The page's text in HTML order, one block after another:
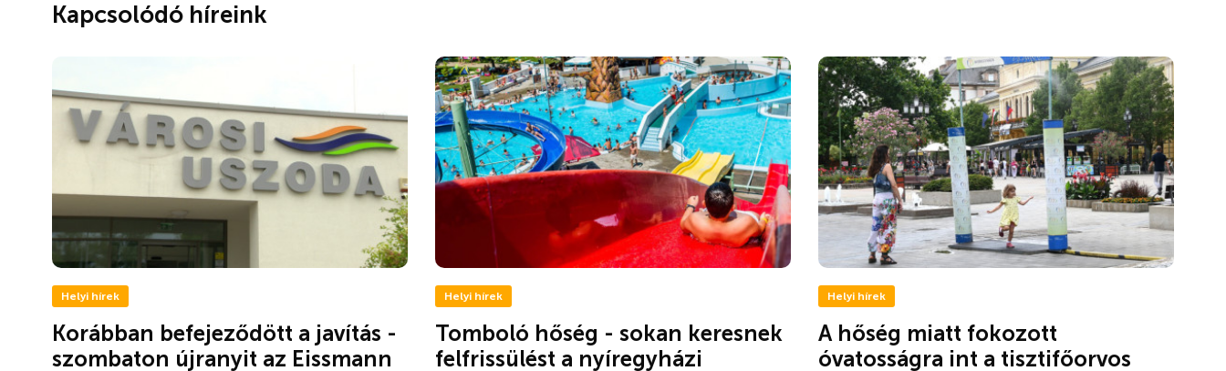
Kapcsolódó híreink
Helyi hírek
Korábban befejeződött a javítás -
szombaton újranyit az Eissmann
Helyi hírek
Tomboló hőség - sokan keresnek
felfrissülést a nyíregyházi
Helyi hírek
A hőség miatt fokozott
óvatosságra int a tisztifőorvos